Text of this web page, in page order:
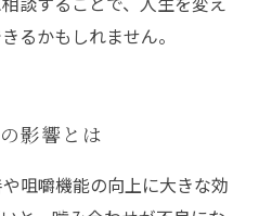
るかもしれません。
影響とは
咀嚼機能の向上に大きな効